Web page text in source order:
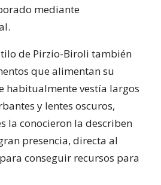
mediante
de Pirzio-Biroli también
que alimentan su
habitualmente vestía largos
y lentes oscuros,
la conocieron la describen
presencia, directa al
conseguir recursos para